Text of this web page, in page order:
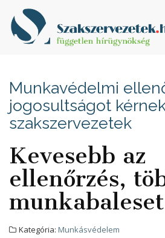
Munkavédelmi
jogosultságot
szakszervezetek
Kevesebb az
ellenőrzés,
munkabaleset
Kategória: Munkásvédelem